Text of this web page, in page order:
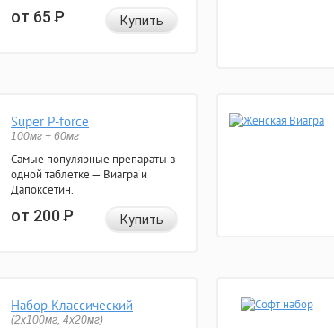
от 65Р Купить
Super P-force
100мг + 60мг
Самые популярные препараты в
одной таблетке — Виагра и
Дапоксетин.
от 200Р Купить
Набор Классический
(2x100мг, 4x20мг)